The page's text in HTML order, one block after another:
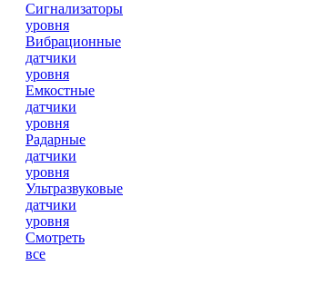
Сигнализаторы
уровня
Вибрационные
датчики
уровня
Емкостные
датчики
уровня
Радарные
датчики
уровня
Ультразвуковые
датчики
уровня
Смотреть
все